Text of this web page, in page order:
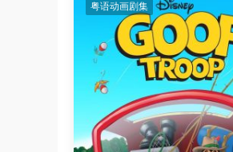
粤语动画剧集